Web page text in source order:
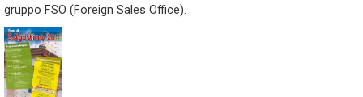
gruppo FSO (Foreign Sales Office).